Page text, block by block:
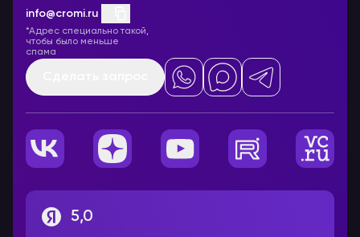
info@cromi.ru
*Адрес специально такой,
чтобы было меньше
спама
5,0